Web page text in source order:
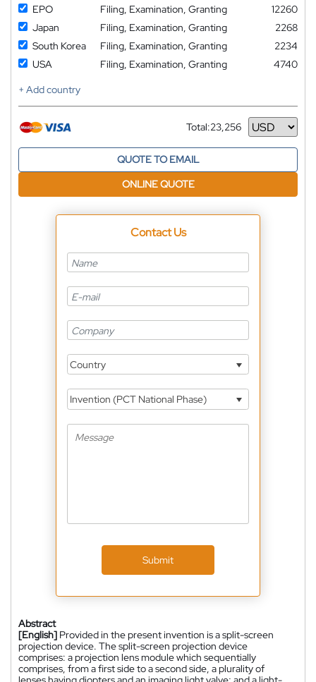
EPO Filing, Examination, Granting
12260
Japan
Filing, Examination, Granting
2268
South Korea
Filing, Examination, Granting
2234
USA
Filing, Examination, Granting
4740
+ Add country
Total:23,256
Currency
QUOTE TO EMAIL
ONLINE QUOTE
Contact Us
Country
Invention (PCT National Phase)
Submit
Abstract
[English] Provided in the present invention is a split-screen
projection device. The split-screen projection device
comprises: a projection lens module which sequentially
comprises, from a first side to a second side, a plurality of